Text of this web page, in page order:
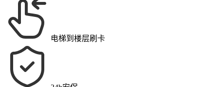
电梯到楼层刷卡